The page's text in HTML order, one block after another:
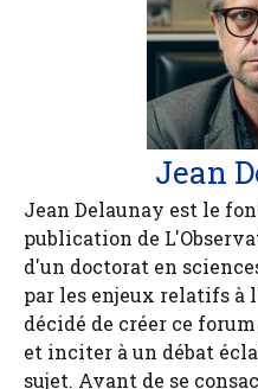
Jean
Jean Delaunay est le
publication de
d'un doctorat en
par les enjeux relatifs à
décidé de créer ce
et inciter à un débat
sujet. Avant de se